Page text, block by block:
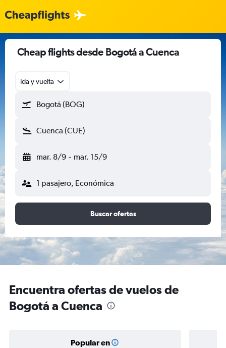
Cheap flights desde Bogotá a Cuenca
Ida y vuelta
Bogotá (BOG)
Cuenca (CUE)
mar. 8/9 - mar. 15/9
1 pasajero, Económica
Buscar ofertas
Encuentra ofertas de vuelos de
Bogotá a Cuenca
Popular en